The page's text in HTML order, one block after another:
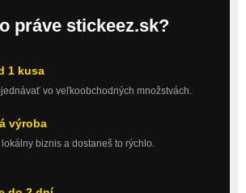
práve stickeez.sk?
1 kusa
vo veľkoobchodných množstvách.
výroba
biznis a dostaneš to rýchlo.